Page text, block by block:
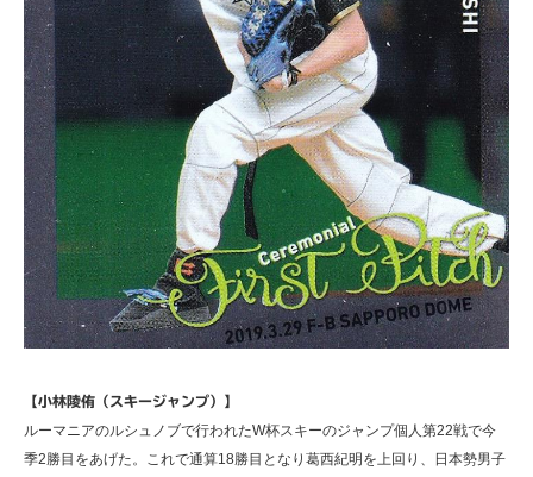
【小林陵侑（スキージャンプ）】
ルーマニアのルシュノブで行われたW杯スキーのジャンプ個人第22戦で今
季2勝目をあげた。これで通算18勝目となり葛西紀明を上回り、日本勢男子